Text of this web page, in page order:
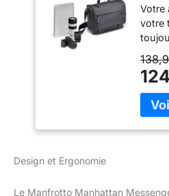
Votre
votre
type
type
Design et Ergonomie
Le Manfrotto Manhattan